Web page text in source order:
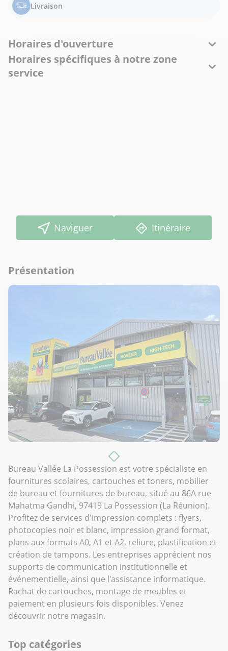
Livraison
Horaires d'ouverture
Horaires spécifiques à notre zone
service
Naviguer Itinéraire
Présentation
Bureau Vallée La Possession est votre spécialiste en
fournitures scolaires, cartouches et toners, mobilier
de bureau et fournitures de bureau, situé au 86A rue
Mahatma Gandhi, 97419 La Possession (La Réunion).
Profitez de services d'impression complets : flyers,
photocopies noir et blanc, impression grand format,
plans aux formats A0, A1 et A2, reliure, plastification et
création de tampons. Les entreprises apprécient nos
supports de communication institutionnelle et
événementielle, ainsi que l'assistance informatique.
Rachat de cartouches, montage de meubles et
paiement en plusieurs fois disponibles. Venez
découvrir notre magasin.
Top catégories